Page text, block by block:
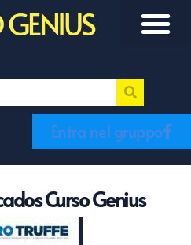
Entra nel gruppo
Curso Genius